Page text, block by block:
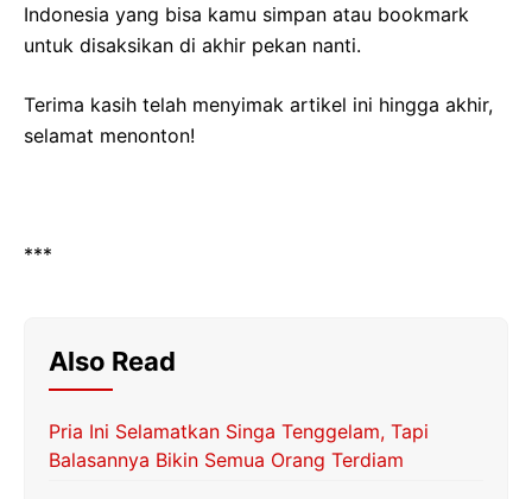
Indonesia yang bisa kamu simpan atau bookmark
untuk disaksikan di akhir pekan nanti.
Terima kasih telah menyimak artikel ini hingga akhir,
selamat menonton!
***
Also Read
Pria Ini Selamatkan Singa Tenggelam, Tapi
Balasannya Bikin Semua Orang Terdiam